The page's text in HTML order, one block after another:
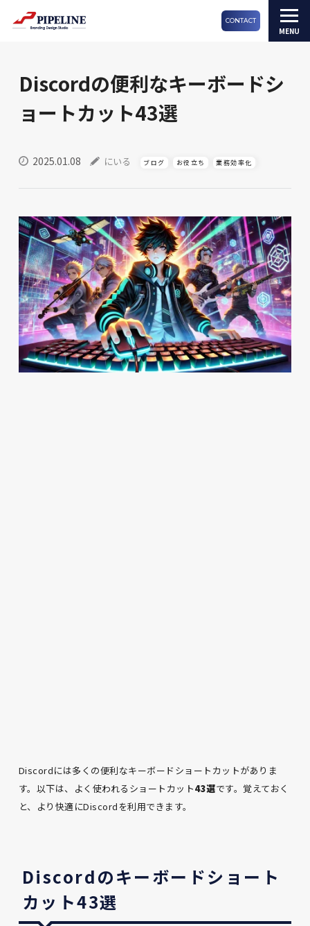
CONTACT
Discordの便利なキーボードシ
ョートカット43選
2025.01.08 にいる ブログ お役立ち 業務効率化
Discordには多くの便利なキーボードショートカットがありま
す。以下は、よく使われるショートカット43選です。覚えておく
と、より快適にDiscordを利用できます。
Discordのキーボードショート
カット43選